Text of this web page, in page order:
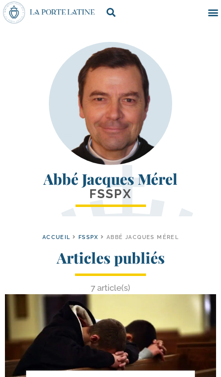
Abbé Jacques Mérel
FSSPX
ACCUEIL FSSPX ABBÉ JACQUES MÉREL
Articles publiés
7 article(s)